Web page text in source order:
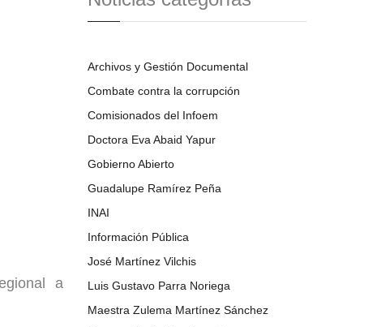
a
Archivos y Gestión Documental
Combate contra la corrupción
Comisionados del Infoem
Doctora Eva Abaid Yapur
Gobierno Abierto
Guadalupe Ramírez Peña
INAI
Información Pública
José Martínez Vilchis
Luis Gustavo Parra Noriega
Maestra Zulema Martínez Sánchez